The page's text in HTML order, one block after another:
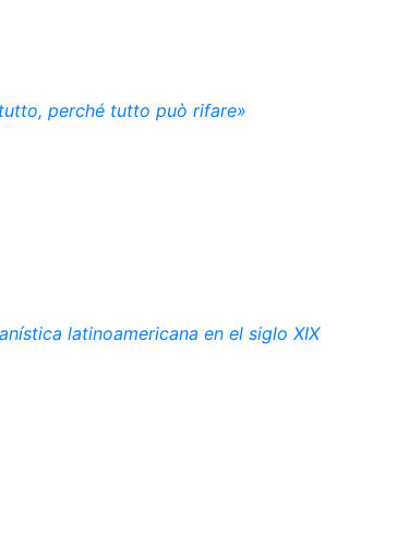
perché tutto può rifare»
latinoamericana en el siglo XIX